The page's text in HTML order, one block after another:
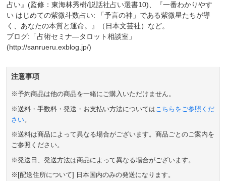
占い』(監修：東海林秀樹/説話社占い選書10)、『一番わかりやす
い はじめての紫微斗数占い: 「予言の神」である紫微星たちが導
く、あなたの本質と運命。』（‎日本文芸社）など。
ブログ:「占術セミナ―タロット相談室」
(http://sanrueru.exblog.jp/)
注意事項
※予約商品は他の商品を一緒にご購入いただけません。
※送料・手数料・発送・お支払い方法についてはこちらをご参照くだ
さい。
※送料は商品によって異なる場合がございます。商品ごとのご案内を
ご参照ください。
※発送日、発送方法は商品によって異なる場合がございます。
※[配送住所について] 日本国内のみの発送になります。